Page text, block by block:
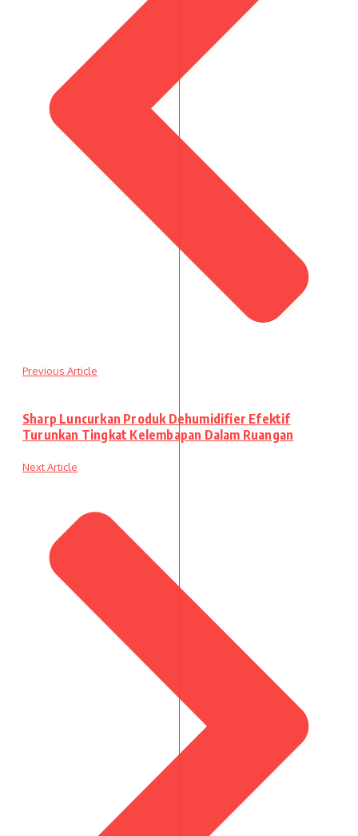
Previous Article
Sharp Luncurkan Produk Dehumidifier Efektif
Turunkan Tingkat Kelembapan Dalam Ruangan
Next Article